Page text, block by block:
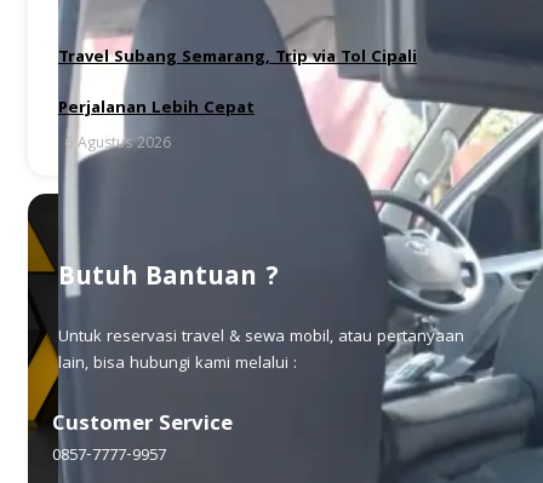
Travel Subang Semarang, Trip via Tol Cipali
Perjalanan Lebih Cepat
6 Agustus 2026
Butuh Bantuan ?
Untuk reservasi travel & sewa mobil, atau pertanyaan
lain, bisa hubungi kami melalui :
Customer Service
0857-7777-9957